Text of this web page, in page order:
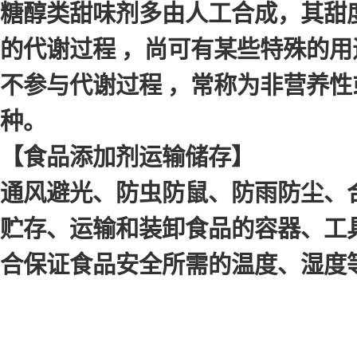
糖醇类甜味剂多由人工合成，其
的代谢过程 ，尚可有某些特殊的
不参与代谢过程 ，常称为非营养
种。
【食品添加剂运输储存】
通风避光、防虫防鼠、防雨防尘、
贮存、运输和装卸食品的容器、
合保证食品安全所需的温度、湿